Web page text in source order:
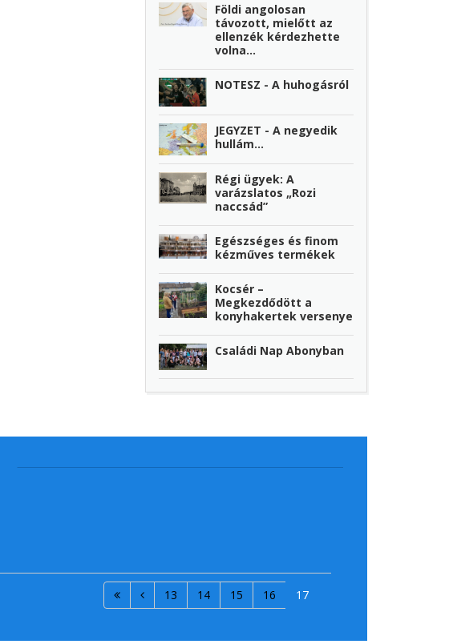
Földi angolosan
távozott, mielőtt az
ellenzék kérdezhette
volna…
NOTESZ - A huhogásról
JEGYZET - A negyedik
hullám…
Régi ügyek: A
varázslatos „Rozi
naccsád”
Egészséges és finom
kézműves termékek
Kocsér –
Megkezdődött a
konyhakertek versenye
Családi Nap Abonyban
13 14 15 16 17